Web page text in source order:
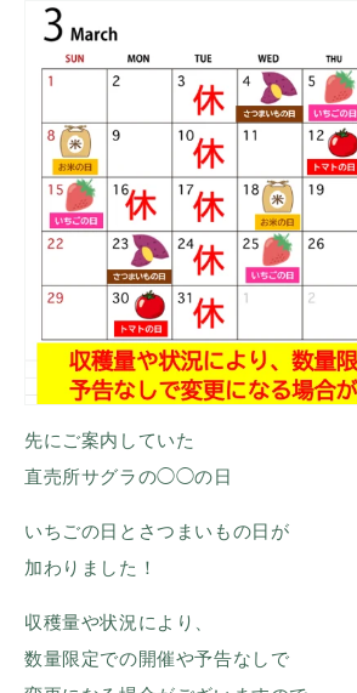
先にご案内していた
直売所サグラの◯◯の日
いちごの日とさつまいもの日が
加わりました！
収穫量や状況により、
数量限定での開催や予告なしで